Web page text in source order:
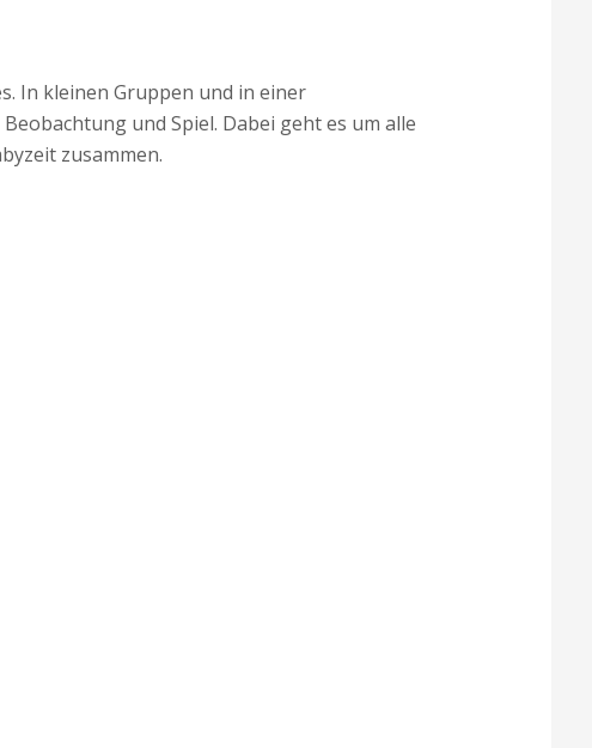
In kleinen Gruppen und in einer
und Spiel. Dabei geht es um alle
zusammen.